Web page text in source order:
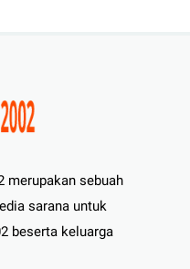
merupakan sebuah
sarana untuk
beserta keluarga